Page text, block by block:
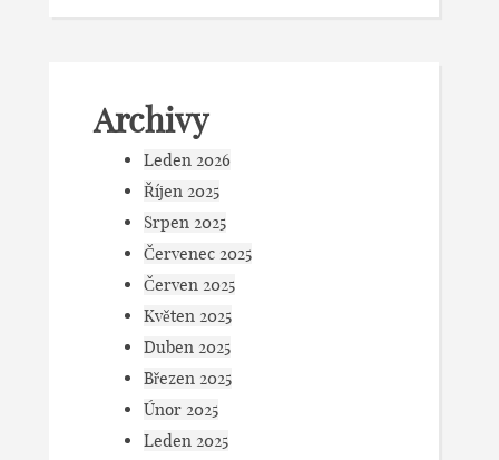
Archivy
Leden 2026
Říjen 2025
Srpen 2025
Červenec 2025
Červen 2025
Květen 2025
Duben 2025
Březen 2025
Únor 2025
Leden 2025